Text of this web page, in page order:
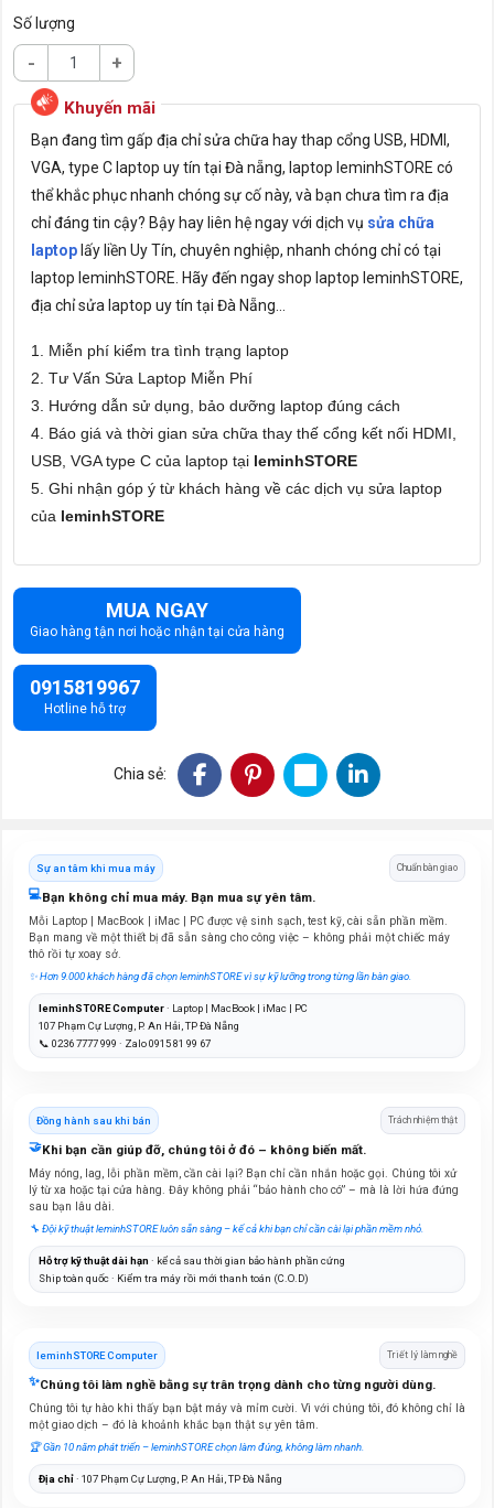
Số lượng
- +
Bạn đang tìm gấp địa chỉ sửa chữa hay thap cổng USB, HDMI,
VGA, type C laptop uy tín tại Đà nẵng, laptop leminhSTORE có
thể khắc phục nhanh chóng sự cố này, và bạn chưa tìm ra địa
chỉ đáng tin cậy? Bậy hay liên hệ ngay với dịch vụ sửa chữa
laptoplấy liền Uy Tín, chuyên nghiệp, nhanh chóng chỉ có tại
laptop leminhSTORE. Hãy đến ngay shop laptop leminhSTORE,
địa chỉ sửa laptop uy tín tại Đà Nẵng...
1. Miễn phí kiểm tra tình trạng laptop
2. Tư Vấn Sửa Laptop Miễn Phí
3. Hướng dẫn sử dụng, bảo dưỡng laptop đúng cách
4. Báo giá và thời gian sửa chữa thay thế cổng kết nối HDMI,
USB, VGA type C của laptop tại leminhSTORE
5. Ghi nhận góp ý từ khách hàng về các dịch vụ sửa laptop
của leminhSTORE
MUA NGAY
Giao hàng tận nơi hoặc nhận tại cửa hàng
0915819967
Hotline hỗ trợ
Chia sẻ:
Sự an tâm khi mua máy Chuẩn bàn giao
💻Bạn không chỉ mua máy. Bạn mua sự yên tâm.
Mỗi Laptop | MacBook | iMac | PC được vệ sinh sạch, test kỹ, cài sẵn phần mềm.
Bạn mang về một thiết bị đã sẵn sàng cho công việc – không phải một chiếc máy
thô rồi tự xoay sở.
✨ Hơn 9.000 khách hàng đã chọn leminhSTORE vì sự kỹ lưỡng trong từng lần bàn giao.
leminhSTORE Computer· Laptop | MacBook | iMac | PC
107 Phạm Cự Lượng, P. An Hải, TP Đà Nẵng
📞 0236 7777 999 · Zalo 0915 81 99 67
Đồng hành sau khi bán Trách nhiệm thật
🤝Khi bạn cần giúp đỡ, chúng tôi ở đó – không biến mất.
Máy nóng, lag, lỗi phần mềm, cần cài lại? Bạn chỉ cần nhắn hoặc gọi. Chúng tôi xử
lý từ xa hoặc tại cửa hàng. Đây không phải “bảo hành cho có” – mà là lời hứa đứng
sau bạn lâu dài.
🔧 Đội kỹ thuật leminhSTORE luôn sẵn sàng – kể cả khi bạn chỉ cần cài lại phần mềm nhỏ.
Hỗ trợ kỹ thuật dài hạn · kể cả sau thời gian bảo hành phần cứng
Ship toàn quốc · Kiểm tra máy rồi mới thanh toán (C.O.D)
leminhSTORE Computer Triết lý làm nghề
✨Chúng tôi làm nghề bằng sự trân trọng dành cho từng người dùng.
Chúng tôi tự hào khi thấy bạn bật máy và mỉm cười. Vì với chúng tôi, đó không chỉ là
một giao dịch – đó là khoảnh khắc bạn thật sự yên tâm.
🏆 Gần 10 năm phát triển – leminhSTORE chọn làm đúng, không làm nhanh.
Địa chỉ· 107 Phạm Cự Lượng, P. An Hải, TP Đà Nẵng